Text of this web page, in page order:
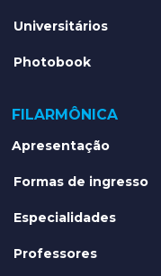
Universitários
Photobook
FILARMÔNICA
Apresentação
Formas de ingresso
Especialidades
Professores